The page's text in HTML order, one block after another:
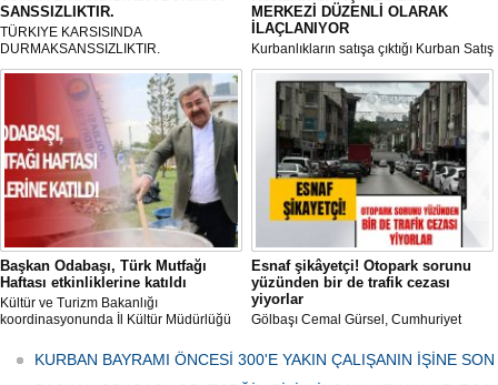
SANSSIZLIKTIR.
TÜRKIYE KARSISINDA
DURMAKSANSSIZLIKTIR.
MERKEZİ DÜZENLİ OLARAK
İLAÇLANIYOR
Kurbanlıkların satışa çıktığı Kurban Satış
ve Kesim Merkezi, haşere ve
mikropların önüne geçilmesi amacıyla
her gün Gölbaşı Belediyesi ekipleri
tarafından düzenli olarak ilaçlanıyor.
Başkan Odabaşı, Türk Mutfağı
Haftası etkinliklerine katıldı
Kültür ve Turizm Bakanlığı
koordinasyonunda İl Kültür Müdürlüğü
Haftası" etkinlikleri Ankara'da devam
ediyor.
Esnaf şikâyetçi! Otopark sorunu
yüzünden bir de trafik cezası
yiyorlar
Gölbaşı Cemal Gürsel, Cumhuriyet
bulunan esnaf ve alışverişe gelen
vatandaşlar park cezaları yüzünden
KURBAN BAYRAMI ÖNCESİ 300'E YAKIN ÇALIŞANIN İŞİNE